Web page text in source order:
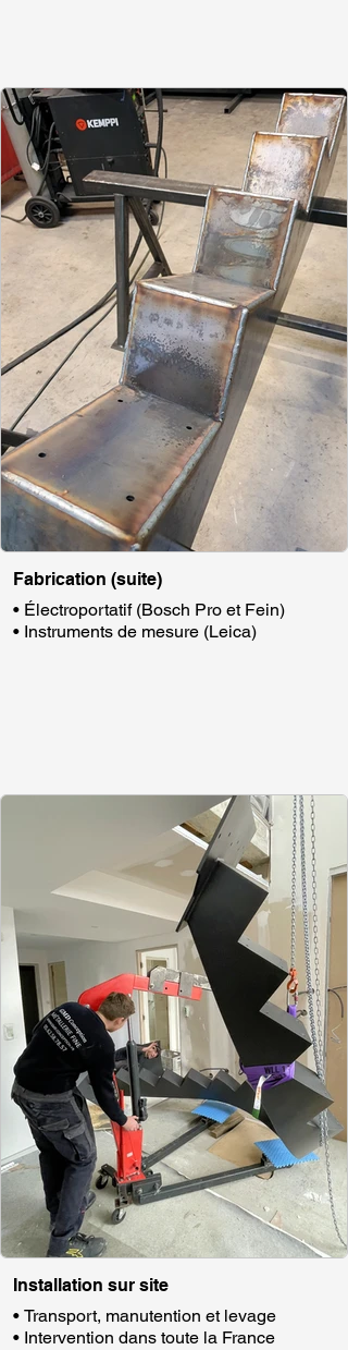
Fabrication (suite)
• Électroportatif (Bosch Pro et Fein)
• Instruments de mesure (Leica)
Installation sur site
• Transport, manutention et levage
• Intervention dans toute la France